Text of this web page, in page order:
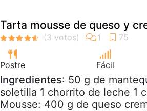
Tarta mousse de queso y
Postre Fácil
Ingredientes: 50 g de
soletilla 1 chorrito de leche 1
Mousse: 400 g de queso